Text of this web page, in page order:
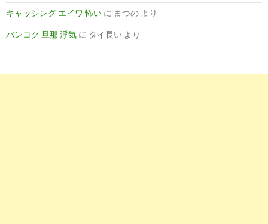
キャッシング エイワ 怖い に まつの より
バンコク 旦那 浮気 に タイ長い より